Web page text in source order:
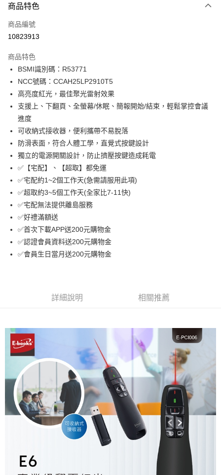
3 期 0 利率 每期
合作金庫商業銀行
上海商業儲蓄銀行
臺灣中小企業銀行
匯豐（台灣）商業銀行
聯邦商業銀行
元大商業銀行
玉山商業銀行
星展（台灣）商業銀行
台灣樂天信用卡公司
LINE Pay
Apple Pay
街口支付
悠遊付
ATM付款
運送方式
付款後全家取貨
付款後萊爾富取貨
免運費
免運費
宅配
免運費
商品特色
商品編號
10823913
商品特色
BSMI識別碼：R53771
NCC號碼：CCAH25LP2910T5
高亮度紅光，最佳聚光雷射效果
支援上、下翻頁、全螢幕/休眠、簡報開始/結束，輕鬆掌控會議
進度
可收納式接收器，便利攜帶不易脫落
防滑表面，符合人體工學，直覺式按鍵設計
獨立的電源開關設計，防止擠壓按鍵造成耗電
✅【宅配】、【超取】都免運
✅宅配約1~2個工作天(急需請服用此項)
✅超取約3~5個工作天(全家比7-11快)
✅宅配無法提供離島服務
✅好禮滿額送
✅首次下載APP送200元購物金
✅認證會員資料送200元購物金
✅會員生日當月送200元購物金
詳細說明 相關推薦